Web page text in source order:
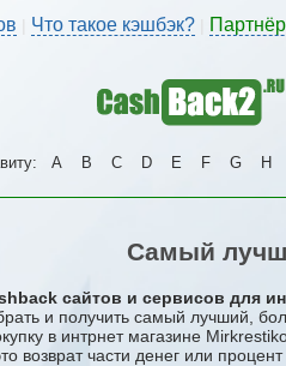
Что такое кэшбэк?
A B C D E F G H
Самый
сайтов и сервисов для
и получить самый лучший,
в интрнет магазине
возврат части денег или